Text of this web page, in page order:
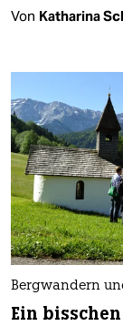
Von Katharina
Bergwandern
Ein